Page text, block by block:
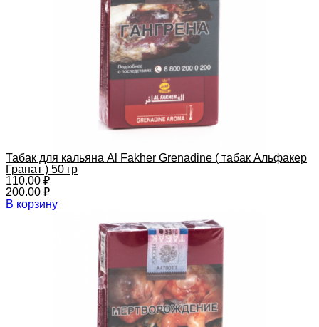
Табак для кальяна Al Fakher Grenadine ( табак Альфакер
Гранат ) 50 гр
110.00 ₽
200.00 ₽
В корзину